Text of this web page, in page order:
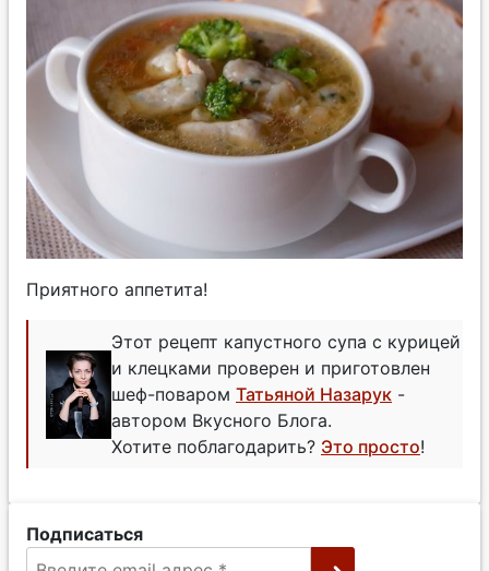
Приятного аппетита!
Этот рецепт капустного супа с курицей
и клецками проверен и приготовлен
шеф-поваром Татьяной Назарук -
автором Вкусного Блога.
Хотите поблагодарить? Это просто!
Подписаться